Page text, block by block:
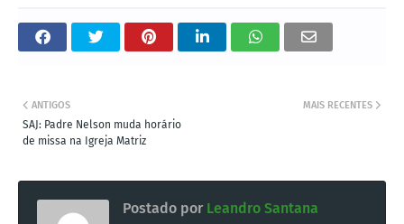
MAIS RECENTES
ANTIGOS
SAJ: Padre Nelson muda horário
de missa na Igreja Matriz
Postado por Leandro Santana